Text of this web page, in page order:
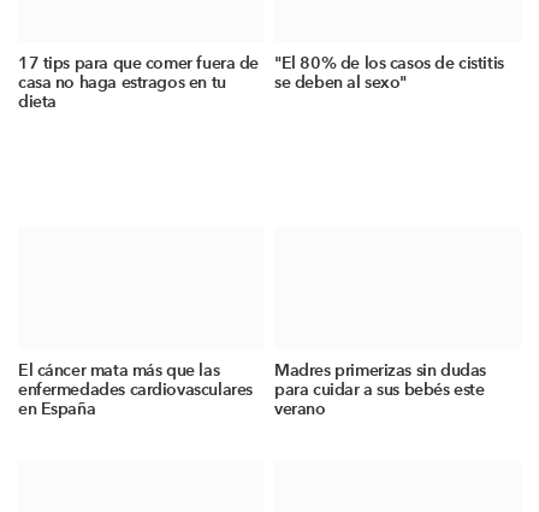
17 tips para que comer fuera de
casa no haga estragos en tu
dieta
"El 80% de los casos de cistitis
se deben al sexo"
El cáncer mata más que las
enfermedades cardiovasculares
en España
Madres primerizas sin dudas
para cuidar a sus bebés este
verano